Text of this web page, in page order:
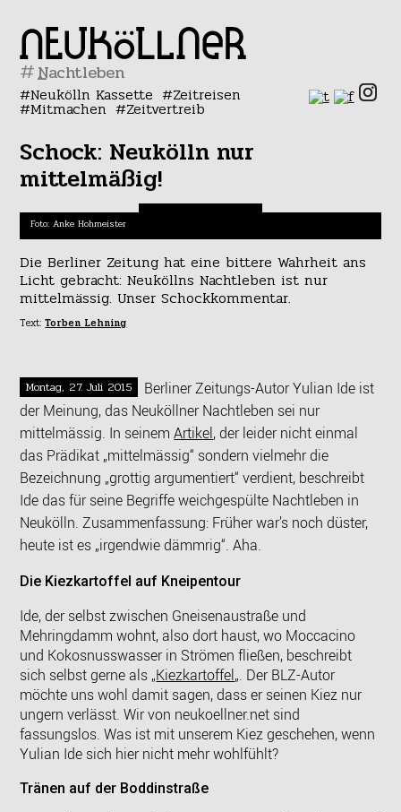
#
Neukölln Kassette Zeitreisen
Mitmachen Zeitvertreib
Schock: Neukölln nur
mittelmäßig!
Foto: Anke Hohmeister
Die Berliner Zeitung hat eine bittere Wahrheit ans
Licht gebracht: Neuköllns Nachtleben ist nur
mittelmässig. Unser Schockkommentar.
Text:Torben Lehning
Montag, 27. Juli 2015
Berliner Zeitungs-Autor Yulian Ide ist
der Meinung, das Neuköllner Nachtleben sei nur
mittelmässig. In seinemArtikel, der leider nicht einmal
das Prädikat „mittelmässig“ sondern vielmehr die
Bezeichnung „grottig argumentiert“ verdient, beschreibt
Ide das für seine Begriffe weichgespülte Nachtleben in
Neukölln. Zusammenfassung: Früher war’s noch düster,
heute ist es „irgendwie dämmrig“. Aha.
Die Kiezkartoffel auf Kneipentour
Ide, der selbst zwischen Gneisenaustraße und
Mehringdamm wohnt, also dort haust, wo Moccacino
und Kokosnusswasser in Strömen fließen, beschreibt
sich selbst gerne als „Kiezkartoffel„. Der BLZ-Autor
möchte uns wohl damit sagen, dass er seinen Kiez nur
ungern verlässt. Wir von neukoellner.net sind
fassungslos. Was ist mit unserem Kiez geschehen, wenn
Yulian Ide sich hier nicht mehr wohlfühlt?
Tränen auf der Boddinstraße